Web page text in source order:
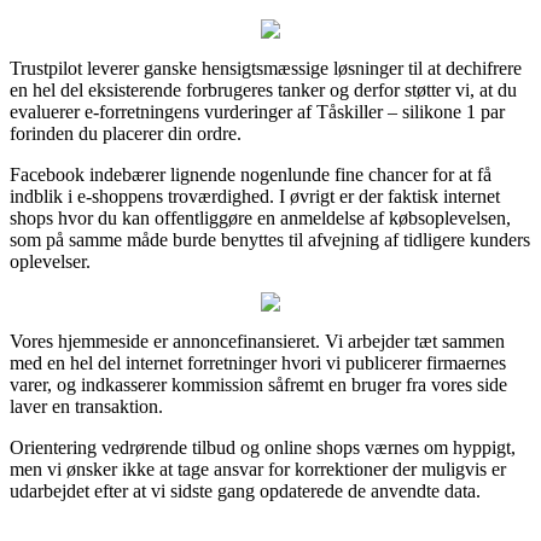
Trustpilot leverer ganske hensigtsmæssige løsninger til at dechifrere
en hel del eksisterende forbrugeres tanker og derfor støtter vi, at du
evaluerer e-forretningens vurderinger af Tåskiller – silikone 1 par
forinden du placerer din ordre.
Facebook indebærer lignende nogenlunde fine chancer for at få
indblik i e-shoppens troværdighed. I øvrigt er der faktisk internet
shops hvor du kan offentliggøre en anmeldelse af købsoplevelsen,
som på samme måde burde benyttes til afvejning af tidligere kunders
oplevelser.
Vores hjemmeside er annoncefinansieret. Vi arbejder tæt sammen
med en hel del internet forretninger hvori vi publicerer firmaernes
varer, og indkasserer kommission såfremt en bruger fra vores side
laver en transaktion.
Orientering vedrørende tilbud og online shops værnes om hyppigt,
men vi ønsker ikke at tage ansvar for korrektioner der muligvis er
udarbejdet efter at vi sidste gang opdaterede de anvendte data.